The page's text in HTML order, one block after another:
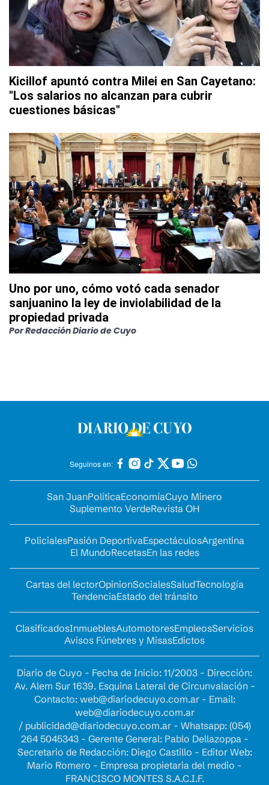
Kicillof apuntó contra Milei en San Cayetano:
"Los salarios no alcanzan para cubrir
cuestiones básicas"
Uno por uno, cómo votó cada senador
sanjuanino la ley de inviolabilidad de la
propiedad privada
PorRedacción Diario de Cuyo
Seguinos en:
San JuanPolíticaEconomíaCuyo Minero
Suplemento VerdeRevista OH
PolicialesPasión DeportivaEspectáculosArgentina
El MundoRecetasEn las redes
Cartas del lectorOpinionSocialesSaludTecnología
TendenciaEstado del tránsito
ClasificadosInmueblesAutomotoresEmpleosServicios
Avisos Fúnebres y MisasEdictos
Diario de Cuyo - Fecha de Inicio: 11/2003 - Dirección:
Av. Alem Sur 1639. Esquina Lateral de Circunvalación -
Contacto: web@diariodecuyo.com.ar- Email:
web@diariodecuyo.com.ar
/ publicidad@diariodecuyo.com.ar- Whatsapp: (054)
264 5045343 - Gerente General: Pablo Dellazoppa -
Secretario de Redacción: Diego Castillo - Editor Web:
Mario Romero - Empresa propietaria del medio -
FRANCISCO MONTES S.A.C.I.F.